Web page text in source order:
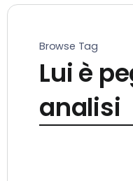
Browse Tag
Lui è
analisi